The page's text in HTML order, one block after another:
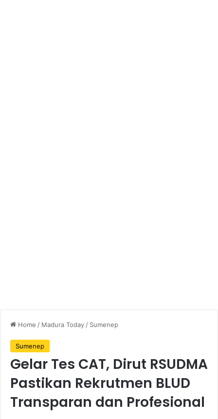
Home / Madura Today / Sumenep
Sumenep
Gelar Tes CAT, Dirut RSUDMA
Pastikan Rekrutmen BLUD
Transparan dan Profesional